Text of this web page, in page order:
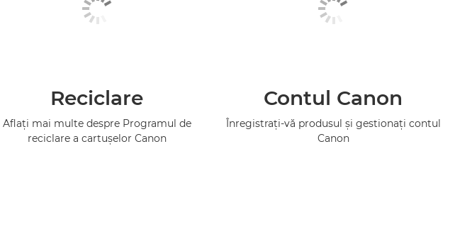
Reciclare
Aflaţi mai multe despre Programul de
reciclare a cartuşelor Canon
Contul Canon
Înregistraţi-vă produsul şi gestionaţi contul
Canon